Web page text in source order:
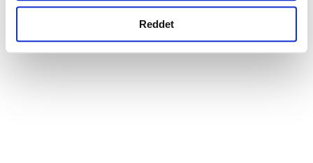
gerçekleştirilen veri işleme faaliyetleri ile ilgili daha
detaylı bilgi almak için lütfentıklayınız.
Reddet